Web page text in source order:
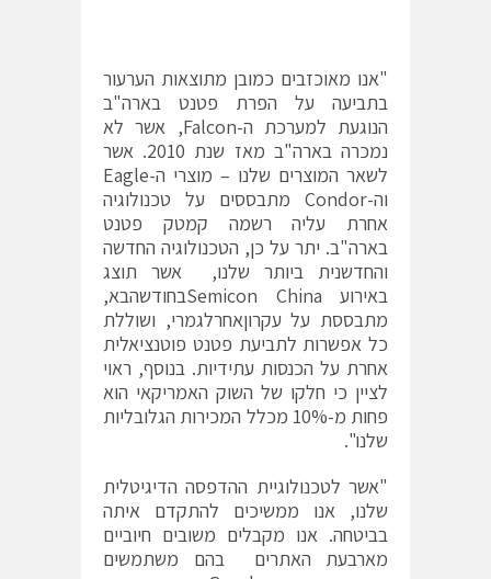
"אנו מאוכזבים כמובן מתוצאות הערעור
בתביעה על הפרת פטנט בארה"ב
הנוגעת למערכת ה-Falcon, אשר לא
נמכרה בארה"ב מאז שנת 2010. אשר
לשאר המוצרים שלנו – מוצרי ה-Eagle
וה-Condor מתבססים על טכנולוגיה
אחרת עליה רשמה קמטק פטנט
בארה"ב. יתר על כן, הטכנולוגיה החדשה
והחדשנית ביותר שלנו, אשר תוצג
באירוע Semicon Chinaבחודשהבא,
מתבססת על עקרוןאחרלגמרי, ושוללת
כל אפשרות לתביעת פטנט פוטנציאלית
אחרת על הכנסות עתידיות. בנוסף, ראוי
לציין כי חלקו של השוק האמריקאי הוא
פחות מ-10% מכלל המכירות הגלובליות
שלנו".
"אשר לטכנולוגיית ההדפסה הדיגיטלית
שלנו, אנו ממשיכים להתקדם איתה
בביטחה. אנו מקבלים משובים חיוביים
מארבעת האתרים בהם משתמשים